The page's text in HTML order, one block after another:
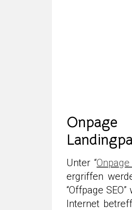
Unter “
ergriffen
“Offpage
Internet